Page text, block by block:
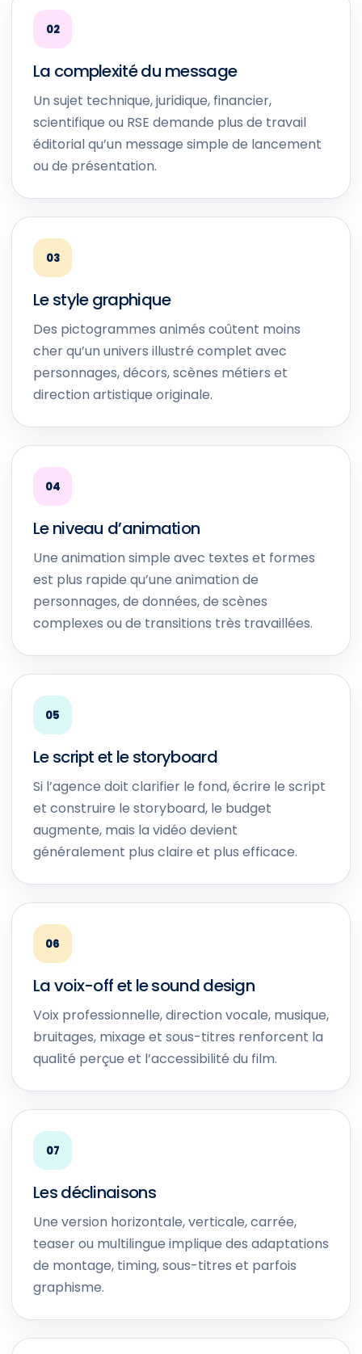
02
La complexité du message
Un sujet technique, juridique, financier,
scientifique ou RSE demande plus de travail
éditorial qu’un message simple de lancement
ou de présentation.
03
Le style graphique
Des pictogrammes animés coûtent moins
cher qu’un univers illustré complet avec
personnages, décors, scènes métiers et
direction artistique originale.
04
Le niveau d’animation
Une animation simple avec textes et formes
est plus rapide qu’une animation de
personnages, de données, de scènes
complexes ou de transitions très travaillées.
05
Le script et le storyboard
Si l’agence doit clarifier le fond, écrire le script
et construire le storyboard, le budget
augmente, mais la vidéo devient
généralement plus claire et plus efficace.
06
La voix-off et le sound design
Voix professionnelle, direction vocale, musique,
bruitages, mixage et sous-titres renforcent la
qualité perçue et l’accessibilité du film.
07
Les déclinaisons
Une version horizontale, verticale, carrée,
teaser ou multilingue implique des adaptations
de montage, timing, sous-titres et parfois
graphisme.